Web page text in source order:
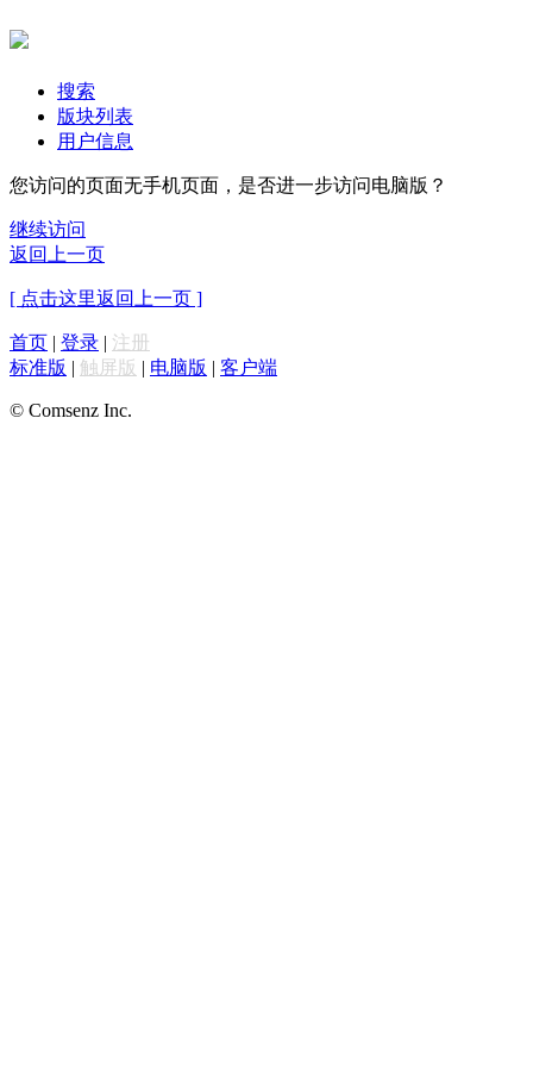
搜索
版块列表
用户信息
您访问的页面无手机页面，是否进一步访问电脑版？
继续访问
返回上一页
[ 点击这里返回上一页 ]
首页 | 登录 | 注册
标准版 | 触屏版 | 电脑版 | 客户端
© Comsenz Inc.